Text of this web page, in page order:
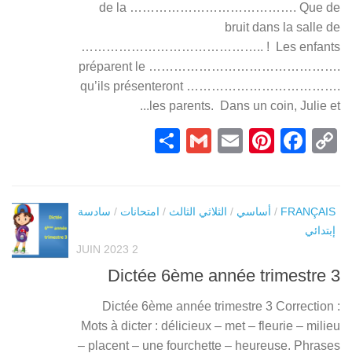
de la …………………………………. Que de
bruit dans la salle de
…………………………………….. ! Les enfants
préparent le ……………………………………….
qu’ils présenteront ……………………………….
les parents. Dans un coin, Julie et...
Copy
Facebook
Pinterest
Email
Gmail
FRANÇAIS
/ أساسي / الثلاثي الثالث / امتحانات / سادسة
إبتدائي
2 JUIN 2023
Dictée 6ème année trimestre 3
Dictée 6ème année trimestre 3 Correction :
Mots à dicter : délicieux – met – fleurie – milieu
– placent – une fourchette – heureuse. Phrases